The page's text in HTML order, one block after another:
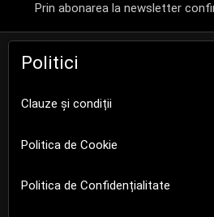
Prin abonarea la newsletter
Politici
Clauze și condiții
Politica de Cookie
Politica de Confidențialitate